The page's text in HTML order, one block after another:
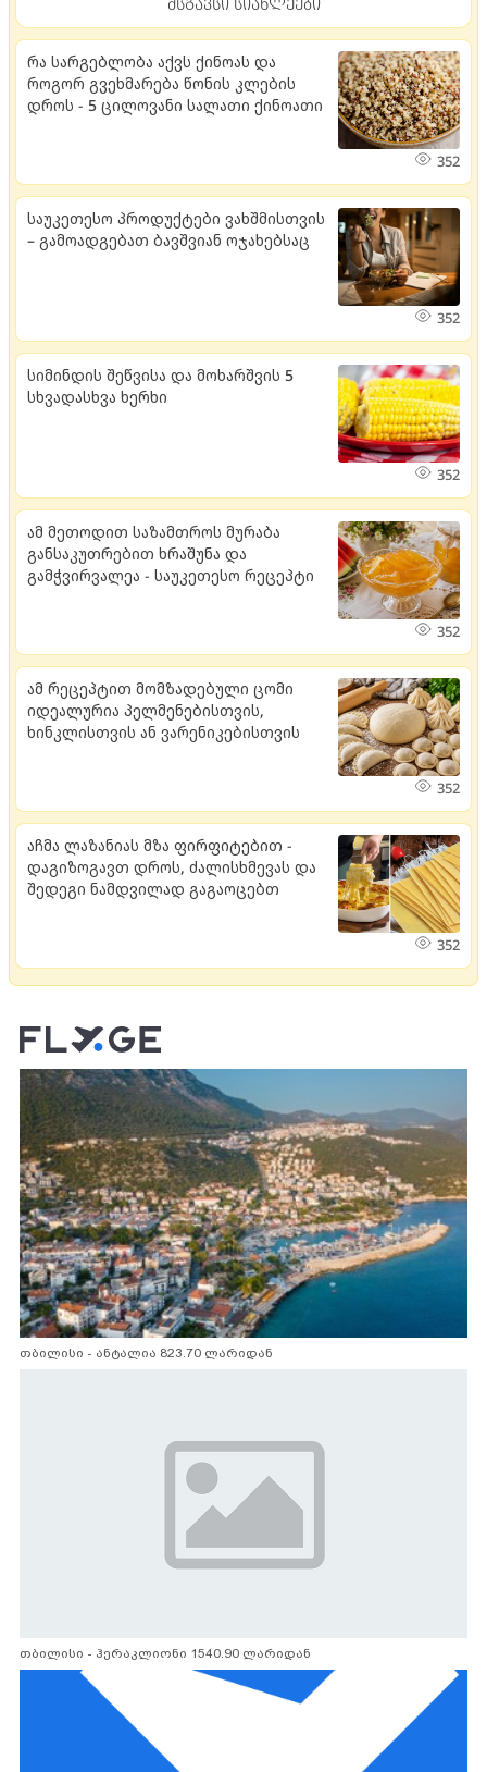
მსგავსი სიახლეები
რა სარგებლობა აქვს ქინოას და
როგორ გვეხმარება წონის კლების
დროს - 5 ცილოვანი სალათი ქინოათი
352
საუკეთესო პროდუქტები ვახშმისთვის
– გამოადგებათ ბავშვიან ოჯახებსაც
352
სიმინდის შეწვისა და მოხარშვის 5
სხვადასხვა ხერხი
352
ამ მეთოდით საზამთროს მურაბა
განსაკუთრებით ხრაშუნა და
გამჭვირვალეა - საუკეთესო რეცეპტი
352
ამ რეცეპტით მომზადებული ცომი
იდეალურია პელმენებისთვის,
ხინკლისთვის ან ვარენიკებისთვის
352
აჩმა ლაზანიას მზა ფირფიტებით -
დაგიზოგავთ დროს, ძალისხმევას და
შედეგი ნამდვილად გაგაოცებთ
352
თბილისი - ანტალია 823.70 ლარიდან
თბილისი - ჰერაკლიონი 1540.90 ლარიდან